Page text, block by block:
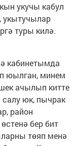
укучы кабул
укытучылар
туры килә.
кабинетымда
юылган, минем
ачылып китте
салу юк, пычрак
район
бер бит
төяп менә